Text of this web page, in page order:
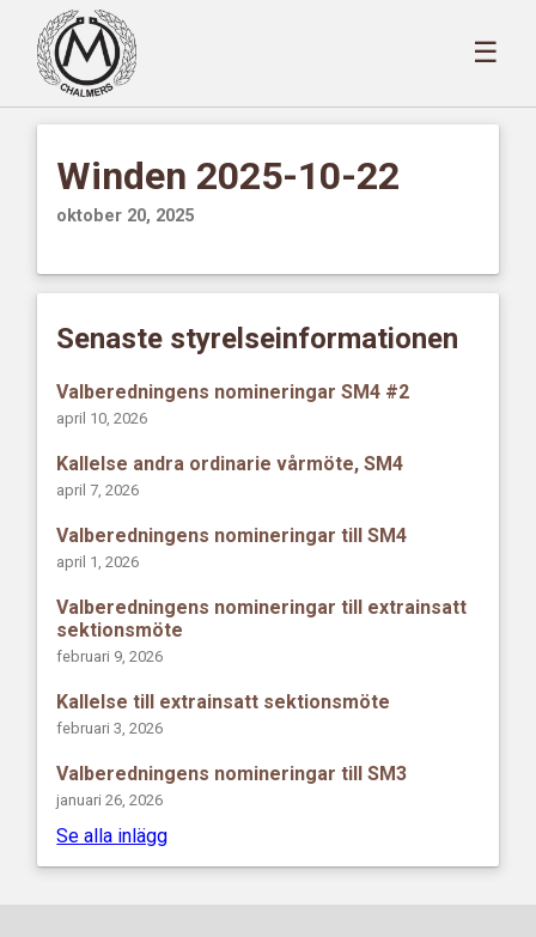
☰
Winden 2025-10-22
oktober 20, 2025
Senaste styrelseinformationen
Valberedningens nomineringar SM4 #2
april 10, 2026
Kallelse andra ordinarie vårmöte, SM4
april 7, 2026
Valberedningens nomineringar till SM4
april 1, 2026
Valberedningens nomineringar till extrainsatt
sektionsmöte
februari 9, 2026
Kallelse till extrainsatt sektionsmöte
februari 3, 2026
Valberedningens nomineringar till SM3
januari 26, 2026
Se alla inlägg